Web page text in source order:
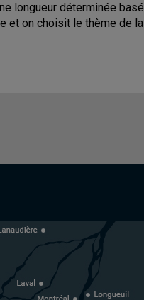
longueur déterminée
on choisit le thème de